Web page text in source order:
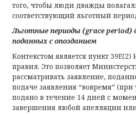
того, чтобы люди дважды
соответствующий льготный
Льготные периоды (grace period)
поданных с опозданием
Контекстом является пункт
правил. Это позволяет
рассматривать заявление,
подаче заявления “вовремя” (при
подано в течение 14 дней с
завершения любой апелляции